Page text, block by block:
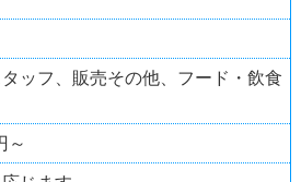
ッフ、販売その他、フード・飲食
～